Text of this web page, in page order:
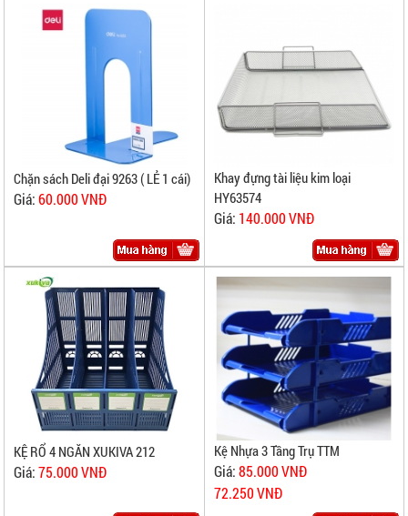
Chặn sách Deli đại 9263 ( LẺ 1 cái)
Giá:60.000 VNĐ
Khay đựng tài liệu kim loại
HY63574
Giá: 140.000 VNĐ
KỆ RỔ 4 NGĂN XUKIVA 212
Giá:75.000 VNĐ
Kệ Nhựa 3 Tầng Trụ TTM
Giá:85.000 VNĐ
72.250 VNĐ